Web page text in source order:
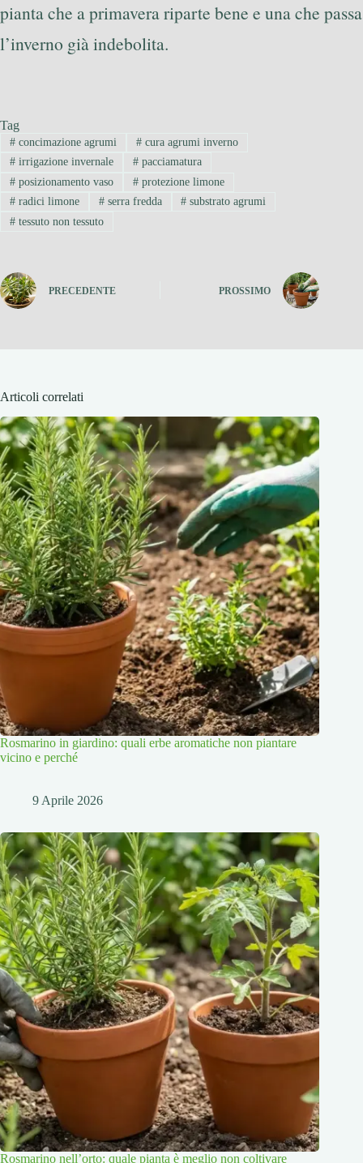
pianta che a primavera riparte bene e una che passa
l’inverno già indebolita.
Tag
#concimazione agrumi #cura agrumi inverno
#irrigazione invernale #pacciamatura
#posizionamento vaso #protezione limone
#radici limone #serra fredda # substrato agrumi
#tessuto non tessuto
PRECEDENTE PROSSIMO
Articoli correlati
Rosmarino in giardino: quali erbe aromatiche non piantare
vicino e perché
9 Aprile 2026
Rosmarino nell’orto: quale pianta è meglio non coltivare